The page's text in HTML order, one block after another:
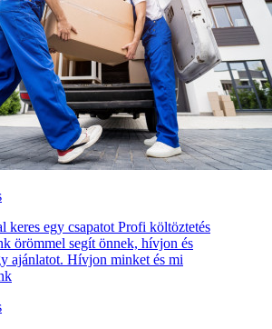
keres egy csapatot Profi költöztetés
örömmel segít önnek, hívjon és
ajánlatot. Hívjon minket és mi